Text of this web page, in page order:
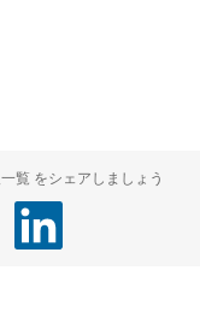
覧 をシェアしましょう